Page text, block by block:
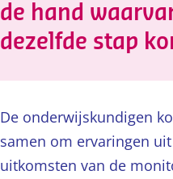
de hand
dezelfde stap
De onderwijskundigen
samen om ervaringen
uitkomsten van de